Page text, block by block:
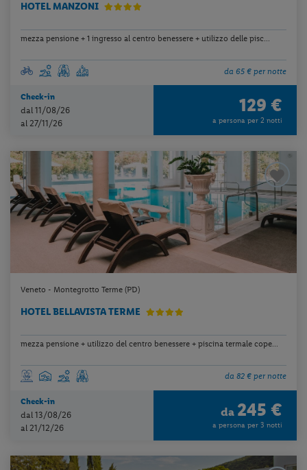
HOTEL MANZONI
mezza pensione + 1 ingresso al centro benessere + utilizzo delle pisc...
da 65 € per notte
Check-in
dal 11/08/26
al 27/11/26
129 €
a persona per 2 notti
Veneto - Montegrotto Terme (PD)
HOTEL BELLAVISTA TERME
mezza pensione + utilizzo del centro benessere + piscina termale cope...
da 82 € per notte
Check-in
dal 13/08/26
al 21/12/26
da 245 €
a persona per 3 notti